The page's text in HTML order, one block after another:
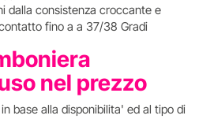
dalla consistenza croccante e
fino a a 37/38 Gradi
nel prezzo
base alla disponibilita' ed al tipo di